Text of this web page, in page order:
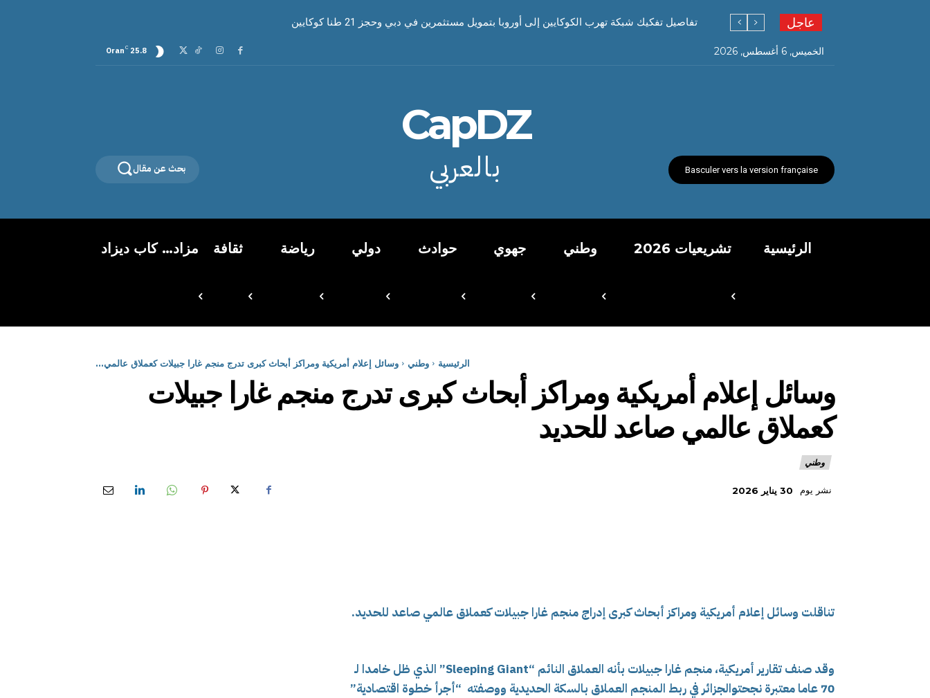
عاجل تفاصيل تفكيك شبكة تهرب الكوكايين إلى أوروبا بتمويل مستثمرين في دبي وحجز 21 طنا كوكايين
الخميس, 6 أغسطس, 2026 25.8
C
Oran
Basculer vers la version française
CapDZ
بالعربي بحث عن مقال
الرئيسية تشريعيات 2026 وطني جهوي حوادث دولي رياضة ثقافة مزاد… كاب ديزاد
الرئيسية وطني وسائل إعلام أمريكية ومراكز أبحاث كبرى تدرج منجم غارا جبيلات كعملاق عالمي...
وسائل إعلام أمريكية ومراكز أبحاث كبرى تدرج منجم غارا جبيلات
كعملاق عالمي صاعد للحديد
وطني
نشر يوم 30 يناير 2026
تناقلت وسائل إعلام أمريكية ومراكز أبحاث كبرى إدراج منجم غارا جبيلات كعملاق عالمي صاعد للحديد.
وقد صنف تقارير أمريكية، منجم غارا جبيلات بأنه العملاق النائم “Sleeping Giant” الذي ظل خامدا لـ
70 عاما معتبرة نجحتوالجزائر في ربط المنجم العملاق بالسكة الحديدية ووصفته “أجرأ خطوة اقتصادية”